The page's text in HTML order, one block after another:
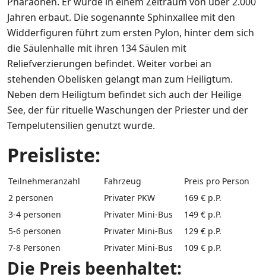
Jahren erbaut. Die sogenannte Sphinxallee mit den
Widderfiguren führt zum ersten Pylon, hinter dem sich
die Säulenhalle mit ihren 134 Säulen mit
Reliefverzierungen befindet. Weiter vorbei an
stehenden Obelisken gelangt man zum Heiligtum.
Neben dem Heiligtum befindet sich auch der Heilige
See, der für rituelle Waschungen der Priester und der
Tempelutensilien genutzt wurde.
Preisliste:
Teilnehmeranzahl Fahrzeug
Preis pro Person
2 personen
Privater PKW
169 € p.P.
3-4 personen
Privater Mini-Bus
149 € p.P.
5-6 personen
Privater Mini-Bus
129 € p.P.
7-8 Personen
Privater Mini-Bus 109 € p.P.
Die Preis beenhaltet: